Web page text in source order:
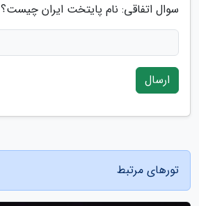
سوال اتفاقی: نام پایتخت ایران چیست؟
ارسال
تورهای مرتبط